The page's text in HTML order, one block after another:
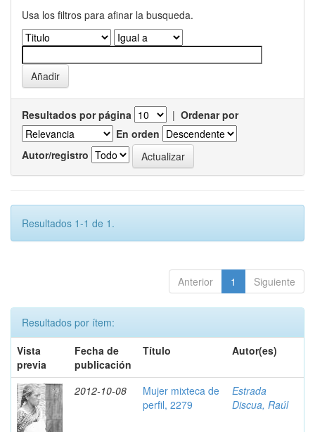
Usa los filtros para afinar la busqueda.
Resultados por página | Ordenar por
En orden
Autor/registro
Resultados 1-1 de 1.
Anterior 1 Siguiente
Resultados por ítem:
Vista
previa
Fecha de
publicación
Título Autor(es)
2012-10-08
Mujer mixteca de
perfil, 2279
Estrada
Discua, Raúl